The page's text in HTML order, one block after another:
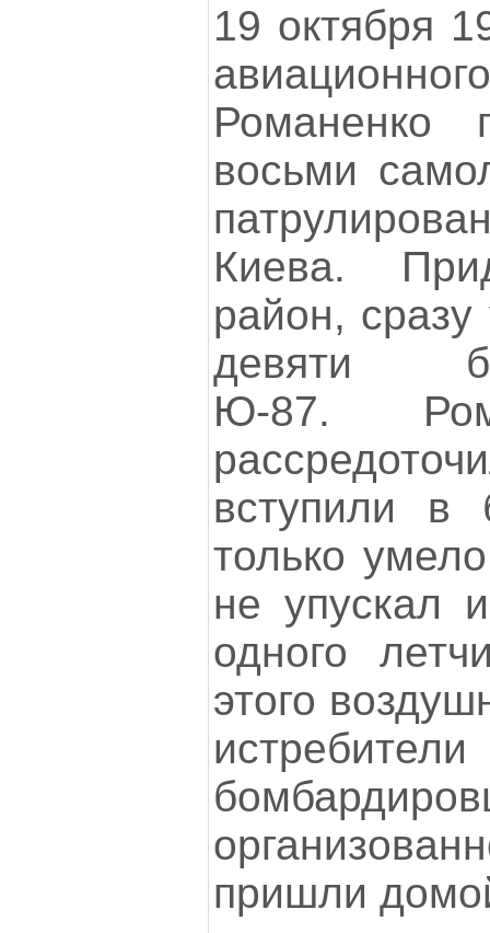
19 октября
Романенко
восьми
Киева.
район, сразу
девяти
Ю-87.
вступили
только
не упускал
одного
этого
пришли